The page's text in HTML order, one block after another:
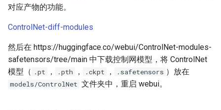
对应产物的功能。
ControlNet-diff-modules
然后在 https://huggingface.co/webui/ControlNet-modules-
safetensors/tree/main 中下载控制网模型，将 ControlNet
模型（ .pt ， .pth ， .ckpt ， .safetensors ）放在
models/ControlNet 文件夹中，重启 webui。